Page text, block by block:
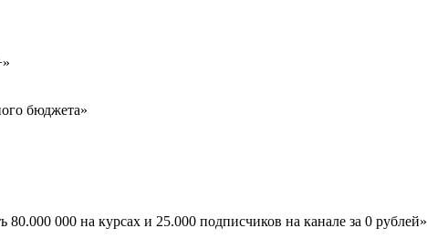
бюджета»
000 на курсах и 25.000 подписчиков на канале за 0 рублей»